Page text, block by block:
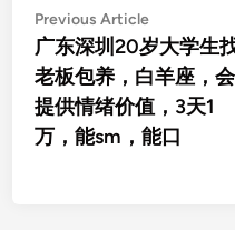
文
章
导
航
Previous ArticlePrevious
article:
广东深圳20岁大学生
老板包养，白羊座，会
提供情绪价值，3天1
万，能sm，能口